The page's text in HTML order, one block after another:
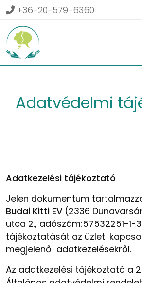
+36-20-579-6360
Adatvédelmi
Adatkezelési tájékoztató
Jelen dokumentum
Budai Kitti EV (2336
utca 2., adószám:57532251-1-
tájékoztatását az üzleti
megjelenő adatkezelésekről.
Az adatkezelési tájékoztató a